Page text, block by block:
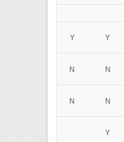
Y
Y
N
N
N
N
Y